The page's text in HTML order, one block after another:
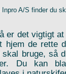
Inpro A/S finder du
er det vigtigt
hjem de rette
bruge, så
Du kan